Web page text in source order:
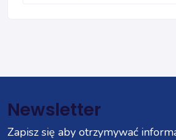
Newsletter
Zapisz się aby otrzymywać